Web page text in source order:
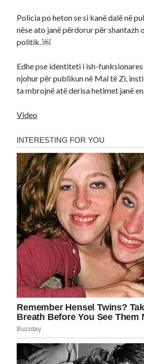
Policia po heton se si kanë dalë në
nëse ato janë përdorur për shantazh
politik. ￼
Edhe pse identiteti i ish-
njohur për publikun në Mal të Zi,
ta mbrojnë atë derisa hetimet janë
Video